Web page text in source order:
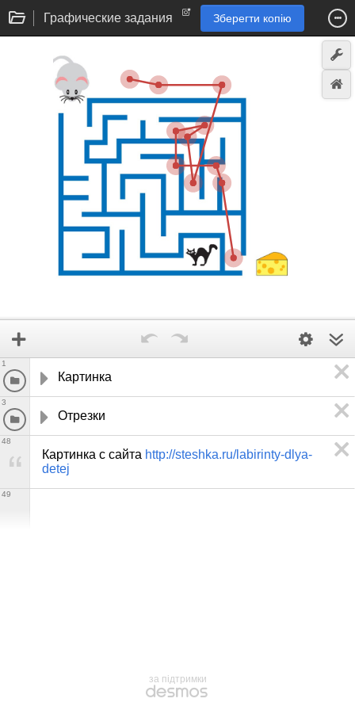
Графические задания Зберегти копію
Картинка
1
Отрезки
3
Картинка с сайта http://steshka.ru/labirinty-dlya-
detej
48
49
за підтримки